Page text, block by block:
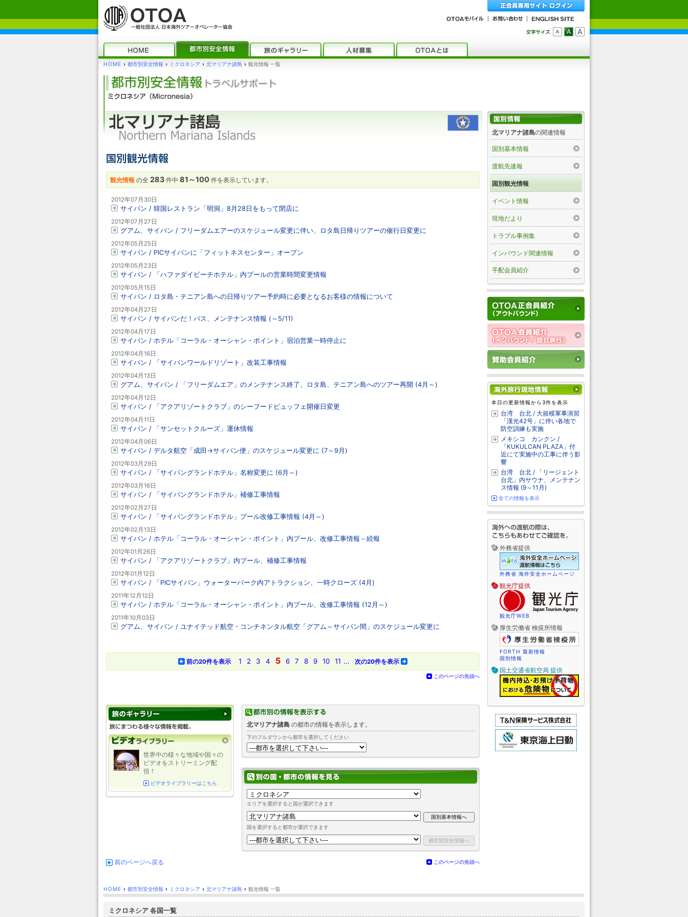
HOME › 都市別安全情報 › ミクロネシア › 北マリアナ諸島 › 観光情報 一覧
観光情報 の全 283 件中 81～100 件を表示しています。
2012年07月30日
サイパン / 韓国レストラン「明洞」8月28日をもって閉店に
2012年07月27日
グアム、サイパン / フリーダムエアーのスケジュール変更に伴い、ロタ島日帰りツアーの催行日変更に
2012年05月25日
サイパン / PICサイパンに「フィットネスセンター」オープン
2012年05月23日
サイパン / 「ハファダイビーチホテル」内プールの営業時間変更情報
2012年05月15日
サイパン / ロタ島・テニアン島への日帰りツアー予約時に必要となるお客様の情報について
2012年04月27日
サイパン / サイパンだ！バス、メンテナンス情報 (～5/11)
2012年04月17日
サイパン / ホテル「コーラル・オーシャン・ポイント」宿泊営業一時停止に
2012年04月16日
サイパン / 「サイパンワールドリゾート」改装工事情報
2012年04月13日
グアム、サイパン / 「フリーダムエア」のメンテナンス終了、ロタ島、テニアン島へのツアー再開 (4月～)
2012年04月12日
サイパン / 「アクアリゾートクラブ」のシーフードビュッフェ開催日変更
2012年04月11日
サイパン / 「サンセットクルーズ」運休情報
2012年04月06日
サイパン / デルタ航空「成田→サイパン便」のスケジュール変更に (7～9月)
2012年03月29日
サイパン / 「サイパングランドホテル」名称変更に (6月～)
2012年03月16日
サイパン / 「サイパングランドホテル」補修工事情報
2012年02月27日
サイパン / 「サイパングランドホテル」プール改修工事情報 (4月～)
2012年02月13日
サイパン / ホテル「コーラル・オーシャン・ポイント」内プール、改修工事情報－続報
2012年01月26日
サイパン / 「アクアリゾートクラブ」内プール、補修工事情報
2012年01月12日
サイパン / 「PICサイパン」ウォーターパーク内アトラクション、一時クローズ (4月)
2011年12月12日
サイパン / ホテル「コーラル・オーシャン・ポイント」内プール、改修工事情報 (12月～)
2011年10月03日
グアム、サイパン / ユナイテッド航空・コンチネンタル航空「グアム～サイパン間」のスケジュール変更に
前の20件を表示 1 2 3 4 5 6 7 8 9 10 11 ... 次の20件を表示
このページの先頭へ
北マリアナ諸島 の都市の情報を表示します。
下のプルダウンから都市を選択してください
エリアを選択すると国が選択できます
国を選択すると都市が選択できます
世界中の様々な地域や国々の
ビデオをストリーミング配
信！
ビデオライブラリーはこちら
前のページへ戻る このページの先頭へ
北マリアナ諸島の関連情報
国別基本情報
渡航先速報
国別観光情報
イベント情報
現地だより
トラブル事例集
インバウンド関連情報
手配会員紹介
本日の更新情報から3件を表示
台湾 台北 / 大規模軍事演習
「漢光42号」に伴い各地で
防空訓練も実施
メキシコ カンクン /
「KUKULCAN PLAZA」付
近にて実施中の工事に伴う影
響
台湾 台北 / 「リージェント
台北」内サウナ、メンテナン
ス情報 (9～11月)
全ての情報を表示
外務省提供
外務省 海外安全ホームページ
観光庁提供
観光庁WEB
厚生労働省 検疫所情報
FORTH 最新情報
国別情報
国土交通省航空局 提供
HOME › 都市別安全情報 › ミクロネシア › 北マリアナ諸島 › 観光情報 一覧
ミクロネシア 各国一覧